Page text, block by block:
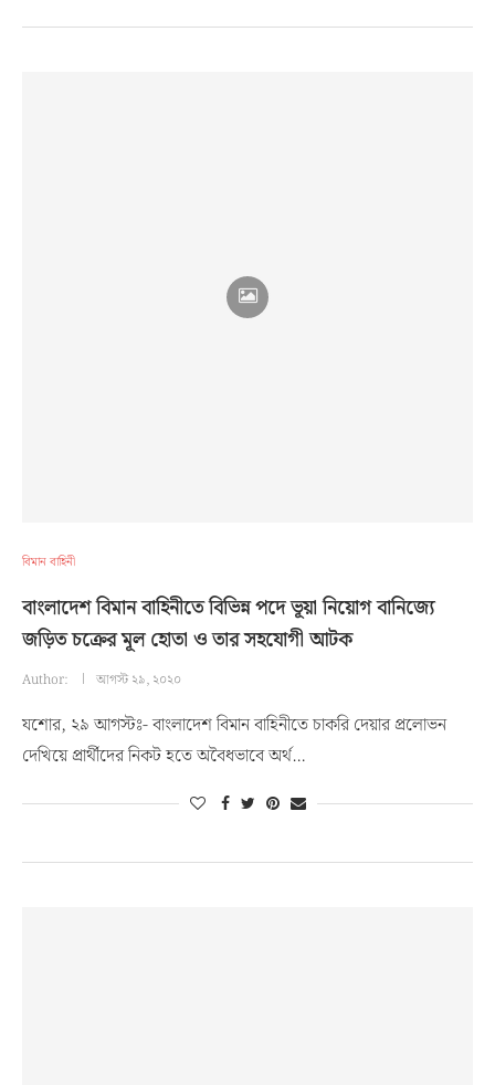
বিমান বাহিনী
বাংলাদেশ বিমান বাহিনীতে বিভিন্ন পদে ভূয়া নিয়োগ বানিজ্যে
জড়িত চক্রের মূল হোতা ও তার সহযোগী আটক
Author: আগস্ট ২৯, ২০২০
যশোর, ২৯ আগস্টঃ- বাংলাদেশ বিমান বাহিনীতে চাকরি দেয়ার প্রলোভন
দেখিয়ে প্রার্থীদের নিকট হতে অবৈধভাবে অর্থ…